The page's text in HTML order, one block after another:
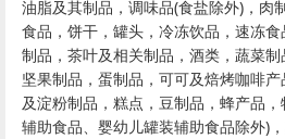
油脂及其制品，调味品(食盐除外)，肉
食品，饼干，罐头，冷冻饮品，速冻
制品，茶叶及相关制品，酒类，蔬菜
坚果制品，蛋制品，可可及焙烤咖啡
及淀粉制品，糕点，豆制品，蜂产品
辅助食品、婴幼儿罐装辅助食品除外)